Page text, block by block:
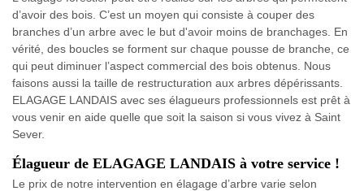
d’avoir des bois. C’est un moyen qui consiste à couper des
branches d’un arbre avec le but d'avoir moins de branchages. En
vérité, des boucles se forment sur chaque pousse de branche, ce
qui peut diminuer l’aspect commercial des bois obtenus. Nous
faisons aussi la taille de restructuration aux arbres dépérissants.
ELAGAGE LANDAIS avec ses élagueurs professionnels est prêt à
vous venir en aide quelle que soit la saison si vous vivez à Saint
Sever.
Élagueur de ELAGAGE LANDAIS à votre service !
Le prix de notre intervention en élagage d’arbre varie selon